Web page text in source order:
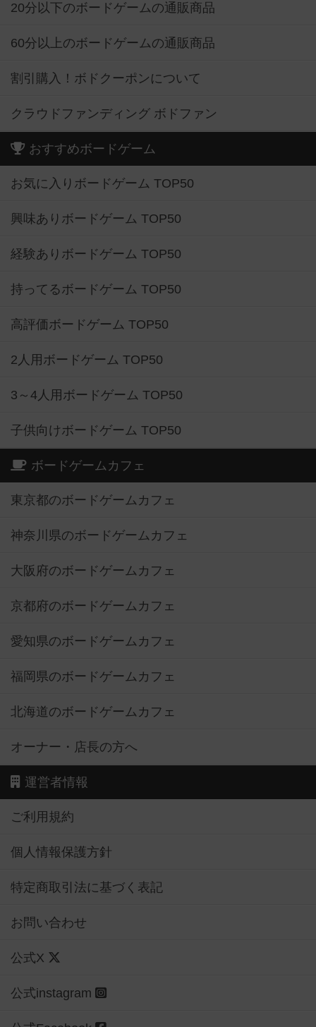
20分以下のボードゲームの通販商品
60分以上のボードゲームの通販商品
割引購入！ボドクーポンについて
クラウドファンディング ボドファン
おすすめボードゲーム
お気に入りボードゲーム TOP50
興味ありボードゲーム TOP50
経験ありボードゲーム TOP50
持ってるボードゲーム TOP50
高評価ボードゲーム TOP50
2人用ボードゲーム TOP50
3～4人用ボードゲーム TOP50
子供向けボードゲーム TOP50
ボードゲームカフェ
東京都のボードゲームカフェ
神奈川県のボードゲームカフェ
大阪府のボードゲームカフェ
京都府のボードゲームカフェ
愛知県のボードゲームカフェ
福岡県のボードゲームカフェ
北海道のボードゲームカフェ
オーナー・店長の方へ
運営者情報
ご利用規約
個人情報保護方針
特定商取引法に基づく表記
お問い合わせ
公式X
公式instagram